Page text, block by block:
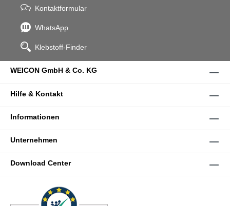
Kontaktformular
WhatsApp
Klebstoff-Finder
WEICON GmbH & Co. KG
Hilfe & Kontakt
Informationen
Unternehmen
Download Center